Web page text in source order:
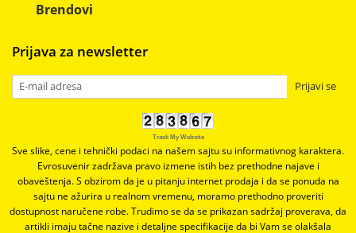
Brendovi
Prijava za newsletter
Prijavi se
Track My Website
Sve slike, cene i tehnički podaci na našem sajtu su informativnog karaktera.
Evrosuvenir zadržava pravo izmene istih bez prethodne najave i
obaveštenja. S obzirom da je u pitanju internet prodaja i da se ponuda na
sajtu ne ažurira u realnom vremenu, moramo prethodno proveriti
dostupnost naručene robe. Trudimo se da se prikazan sadržaj proverava, da
artikli imaju tačne nazive i detaljne specifikacije da bi Vam se olakšala